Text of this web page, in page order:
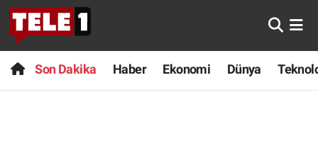
Son Dakika Haber Ekonomi Dünya
Anında Manşet
Başka Sohbetler
Son Dakika
Haber
Nöbetçi Eczaneler
Hava Durumu